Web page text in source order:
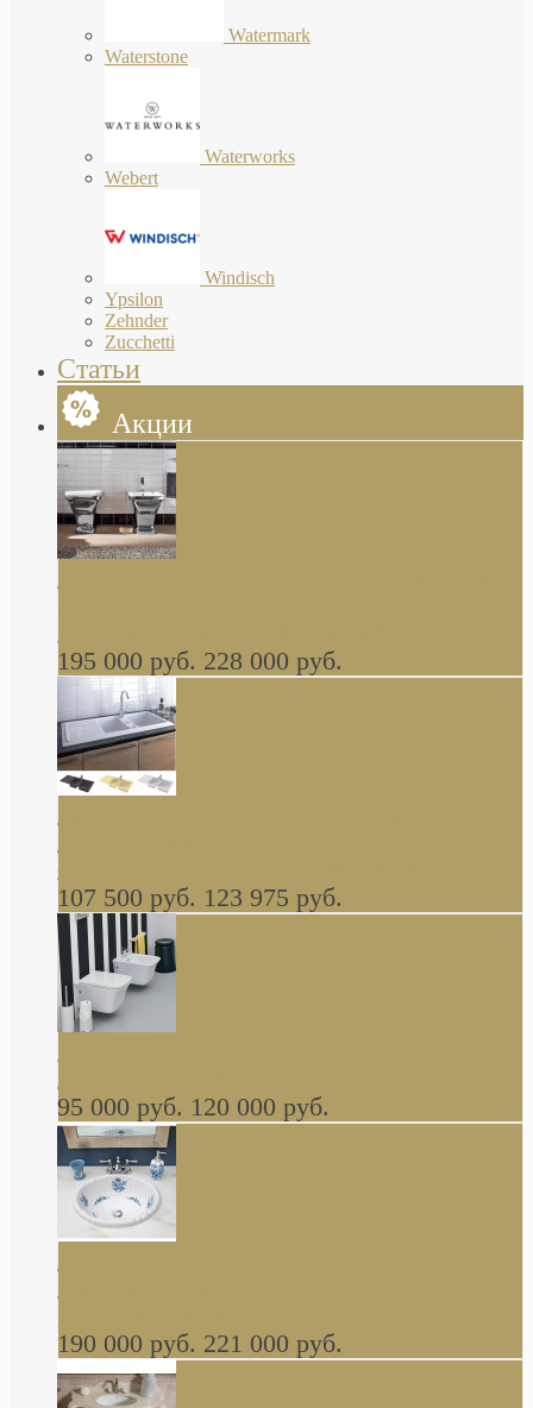
Watermark
Waterstone
Waterworks
Webert
Windisch
Ypsilon
Zehnder
Zucchetti
Статьи
Акции
Butterfly Scarabeo КОМПЛЕКТ санфаянса
глянцевая платина В НАЛИЧИИ
195 000 руб. 228 000 руб.
керамическая мойка 1160 x 510 мм белая,
серая, черная, бежевая В НАЛИЧИИ
107 500 руб. 123 975 руб.
навесное КОМПЛЕКТ
95 000 руб. 120 000 руб.
Decorated Bathroom раковина овальная
встраиваемая для ванной с рисунком синяя
роза В НАЛИЧИИ
190 000 руб. 221 000 руб.